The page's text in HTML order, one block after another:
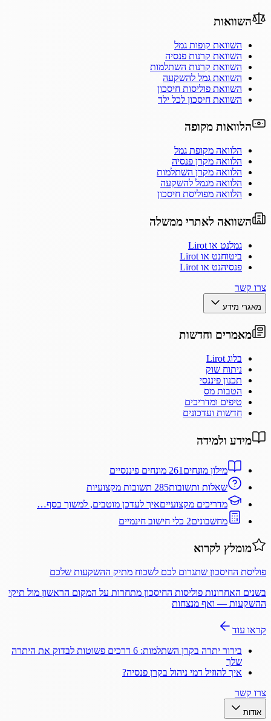
השוואות
השוואת קופות גמל
השוואת קרנות פנסיה
השוואת קרנות השתלמות
השוואת גמל להשקעה
השוואת פוליסות חיסכון
השוואת חיסכון לכל ילד
הלוואות מקופה
הלוואה מקופת גמל
הלוואה מקרן פנסיה
הלוואה מקרן השתלמות
הלוואה מגמל להשקעה
הלוואה מפוליסת חיסכון
השוואה לאתרי ממשלה
גמלנט או Lirot
ביטוחנט או Lirot
פנסיהנט או Lirot
צרו קשר
מאגרי מידע
מאמרים וחדשות
בלוג Lirot
ניתוח שוק
תכנון פיננסי
הטבות מס
טיפים ומדריכים
חדשות ועדכונים
מידע ולמידה
מילון מונחים 261 מונחים פיננסיים
שאלות ותשובות285 תשובות מקצועיות
מדריכים מקצועייםאיך לעדכן מוטבים, למשוך כסף…
מחשבונים2 כלי חישוב חינמיים
מומלץ לקרוא
פוליסת החיסכון שתגרום לכם לשכוח מתיק ההשקעות שלכם
בשנים האחרונות פוליסות החיסכון מתחרות על המקום הראשון מול תיקי
ההשקעות — ואף מנצחות
קראו עוד
בירור יתרה בקרן השתלמות: 6 דרכים פשוטות לבדוק את היתרה
שלך
איך להוזיל דמי ניהול בקרן פנסיה?
צרו קשר
אודות